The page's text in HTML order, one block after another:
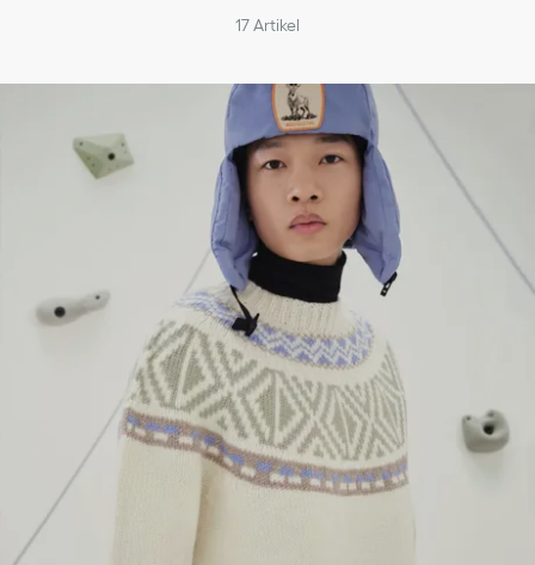
17Artikel